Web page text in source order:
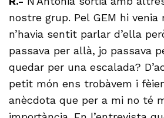
nostre grup. Pel GEM hi
n’havia sentit parlar d’ella
passava per allà, jo passava
quedar per una escalada?
petit món ens trobàvem i
anècdota que per a mi no té